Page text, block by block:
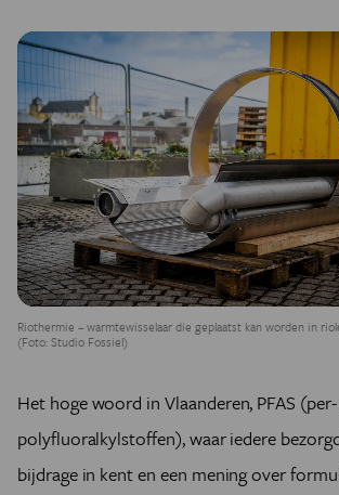
Riothermie – warmtewisselaar die geplaatst kan worden in
(Foto: Studio Fossiel)
Het hoge woord in Vlaanderen, PFAS
polyfluoralkylstoffen), waar iedere
bijdrage in kent en een mening over